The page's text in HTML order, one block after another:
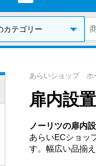
あらいショップ ホ
扉内設
ノーリツの扉内
あらいECショッ
す。幅広い品揃